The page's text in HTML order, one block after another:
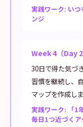
実践ワーク: い
ンジ
Week 4（Day
30日で得た気づ
習慣を継続し、
マップを作成しま
実践ワーク: 「1
毎日1つ近づく